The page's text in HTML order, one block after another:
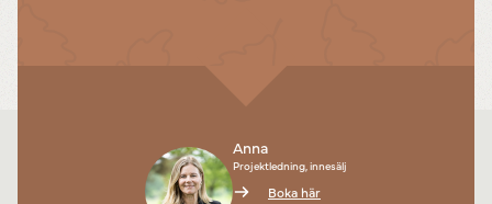
Anna
Projektledning, innesälj
Boka här